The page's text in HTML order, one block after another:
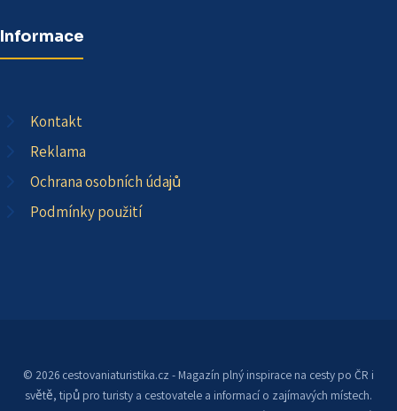
Informace
Kontakt
Reklama
Ochrana osobních údajů
Podmínky použití
© 2026 cestovaniaturistika.cz - Magazín plný inspirace na cesty po ČR i
světě, tipů pro turisty a cestovatele a informací o zajímavých místech.